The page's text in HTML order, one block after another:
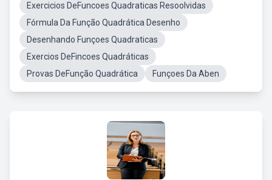
Exercicios DeFuncoes Quadraticas Resoolvidas
Fórmula Da Função Quadrática Desenho
Desenhando Funçoes Quadraticas
Exercios DeFincoes Quadráticas
Provas DeFunção Quadrática
Funçoes Da Aben